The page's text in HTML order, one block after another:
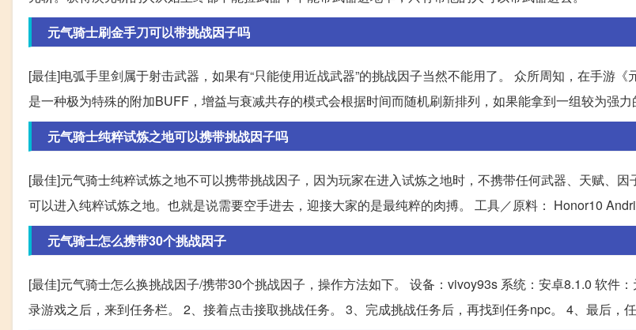
元气骑士刷金手刀可以带挑战因子吗
[最佳]电弧手里剑属于射击武器，如果有“只能使用近战武器”的挑战因子当然不能用了。 众所周知，在手游《
是一种极为特殊的附加BUFF，增益与衰减共存的模式会根据时间而随机刷新排列，如果能拿到一组较为强力
元气骑士纯粹试炼之地可以携带挑战因子吗
[最佳]元气骑士纯粹试炼之地不可以携带挑战因子，因为玩家在进入试炼之地时，不携带任何武器、天赋、
可以进入纯粹试炼之地。也就是说需要空手进去，迎接大家的是最纯粹的肉搏。 工具／原料： Honor10
元气骑士怎么携带30个挑战因子
[最佳]元气骑士怎么换挑战因子/携带30个挑战因子，操作方法如下。 设备：vivoy93s 系统：安卓8.1.0 软件
录游戏之后，来到任务栏。 2、接着点击接取挑战任务。 3、完成挑战任务后，再找到任务npc。 4、最后，任